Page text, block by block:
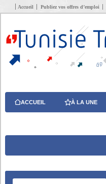
Accueil Publiez vos offres d’emploi
ACCUEIL À LA UNE